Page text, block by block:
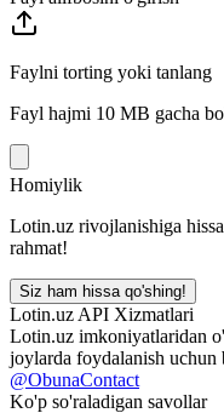
Faylni torting yoki tanlang
Fayl hajmi 10 MB gacha
Homiylik
Lotin.uz rivojlanishiga
rahmat!
Siz ham hissa qo'shing!
Lotin.uz API Xizmatlari
Lotin.uz imkoniyatlaridan
joylarda foydalanish uchun
@ObunaContact
Ko'p so'raladigan savollar